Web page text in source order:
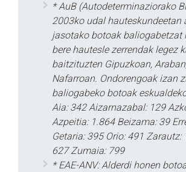
* AuB (Autodeterminaziorako
2003ko udal hauteskundeetan
jasotako botoak baliogabetzat
bere hautesle zerrendak legez
baitzituzten Gipuzkoan,
Nafarroan. Ondorengoak izan
baliogabeko botoak
Aia: 342 Aizarnazabal: 129
Azpeitia: 1.864 Beizama: 39
Getaria: 395 Orio: 491 Zarautz:
627 Zumaia: 799
* EAE-ANV: Alderdi honen